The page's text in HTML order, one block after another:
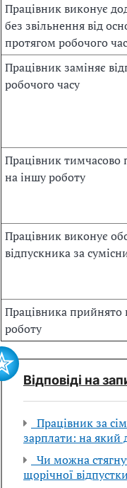
Працівник виконує
без звільнення від
протягом робочого
Працівник заміняє
робочого часу
Працівник тимчасово
на іншу роботу
Працівник виконує
відпускника за
Працівника прийнято
роботу
Відповіді на
Працівник за
зарплати: на який
Чи можна
щорічної відпустки